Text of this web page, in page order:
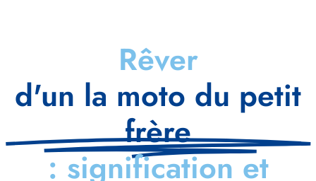
Rêver
d'un la moto du petit
frère
: signification et